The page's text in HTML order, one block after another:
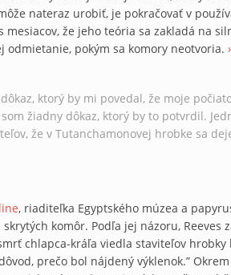
nateraz urobiť, je pokračovať v
mesiacov, že jeho teória sa zakladá na
odmietanie, pokým sa komory neotvoria.
ktorý by mi povedal, že moje
žiadny dôkaz, ktorý by to potvrdil.
že v Tutanchamonovej hrobke sa
, riaditeľka Egyptského múzea a
komôr. Podľa jej názoru, Reeves
chlapca-kráľa viedla staviteľov
prečo bol nájdený výklenok.”